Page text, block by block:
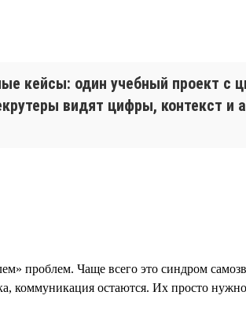
кейсы: один учебный проект с
видят цифры, контекст и
проблем. Чаще всего это синдром
остаются. Их просто нужно